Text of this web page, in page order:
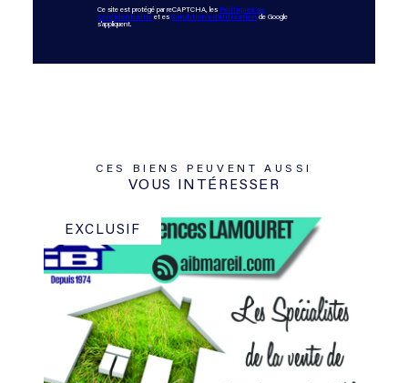
Ce site est protégé par reCAPTCHA, les Politiques de
Confidentialité et esConditions d'utilisation de Google
s'appliquent.
CES BIENS PEUVENT AUSSI
VOUS INTÉRESSER
EXCLUSIF